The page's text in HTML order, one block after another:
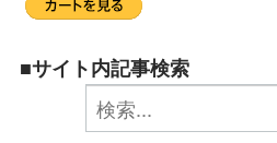
■サイト内記事検索